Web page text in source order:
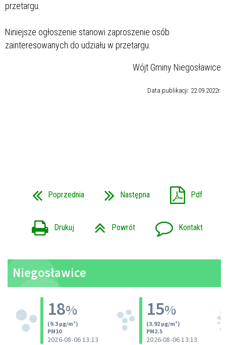
przetargu.
Niniejsze ogłoszenie stanowi zaproszenie osób
zainteresowanych do udziału w przetargu.
Wójt Gminy Niegosławice
Data publikacji: 22.09.2022r.
Poprzednia Następna Pdf
Drukuj Powrót Kontakt